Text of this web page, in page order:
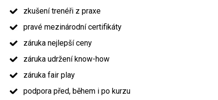
zkušení trenéři z praxe
pravé mezinárodní certifikáty
záruka nejlepší ceny
záruka udržení know-how
záruka fair play
podpora před, během i po kurzu